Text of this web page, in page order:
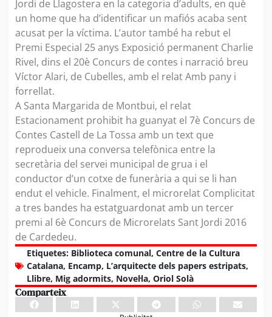
Jordi de Llagostera en la categoria d’adults, en què
un home que ha d’identificar un mafiós acaba sent
acusat per la víctima. L’autor també ha rebut el
Premi Especial 25 anys Exposició permanent Charlie
Rivel, dins el 20è Concurs de contes i narració breu
Víctor Alari, de Cubelles, amb el relat Amb pany i
forrellat.
A Santa Margarida de Montbui, el relat
Estacionament prohibit ha guanyat el 7è Concurs de
Contes Castell de La Tossa amb un text que
reprodueix una conversa telefònica entre la
secretària del servei municipal de grua i el
conductor d’un cotxe de funerària a qui se li han
endut el vehicle. Finalment, el microrelat Complicitat
a tres bandes ha estatguardonat amb un tercer
premi al 6è Concurs de Microrelats Sant Jordi 2016
de Cardedeu.
Etiquetes: Biblioteca comunal, Centre de la Cultura
Catalana, Encamp, L’arquitecte dels papers estripats,
Llibre, Mig adormits, Novel·la, Oriol Solà
Comparteix